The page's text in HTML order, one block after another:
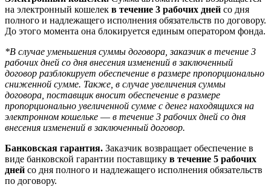
на электронный кошелек в течение 3 рабочих дней со дня
полного и надлежащего исполнения обязательств по договору.
До этого момента она блокируется единым оператором фонда.
*В случае уменьшения суммы договора, заказчик в течение 3
рабочих дней со дня внесения изменений в заключенный
договор разблокирует обеспечение в размере пропорционально
сниженной сумме. Также, в случае увеличения суммы
договора, поставщик вносит обеспечение в размере
пропорционально увеличенной сумме с денег находящихся на
электронном кошельке — в течение 3 рабочих дней со дня
внесения изменений в заключенный договор.
Банковская гарантия. Заказчик возвращает обеспечение в
виде банковской гарантии поставщику в течение 5 рабочих
дней со дня полного и надлежащего исполнения обязательств
по договору.